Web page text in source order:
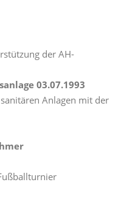
der AH-
03.07.1993
Anlagen mit der